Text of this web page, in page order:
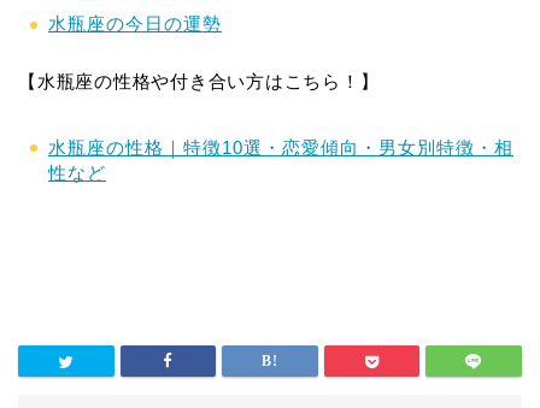
水瓶座の今日の運勢
【水瓶座の性格や付き合い方はこちら！】
水瓶座の性格｜特徴10選・恋愛傾向・男女別特徴・相
性など